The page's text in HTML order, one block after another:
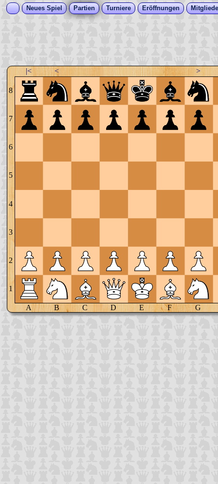
Neues Spiel Partien Turniere Eröffnungen
|< < >
8
7
6
5
4
3
2
1
A B C D E F G